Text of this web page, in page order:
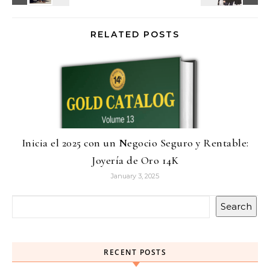
RELATED POSTS
Inicia el 2025 con un Negocio Seguro y Rentable:
Joyería de Oro 14K
January 3, 2025
Search
RECENT POSTS